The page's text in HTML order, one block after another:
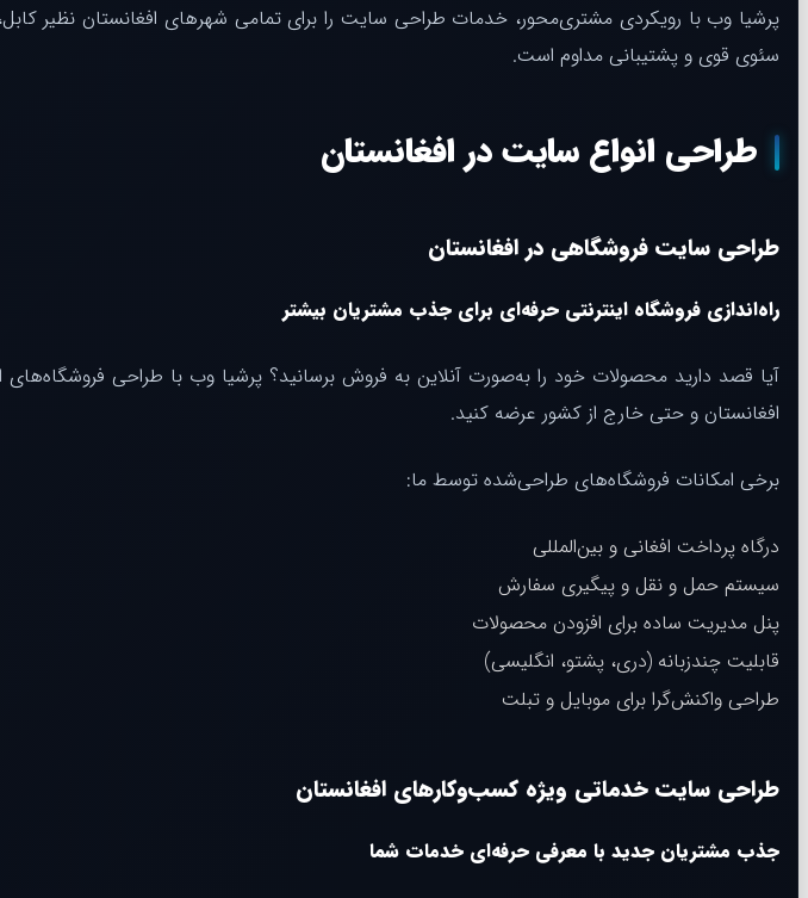
پرشیا وب با رویکردی مشتری‌محور، خدمات طراحی سایت را برای تمامی شهرهای افغانستان نظیر کابل،
سئوی قوی و پشتیبانی مداوم است.
طراحی انواع سایت در افغانستان
طراحی سایت فروشگاهی در افغانستان
راه‌اندازی فروشگاه اینترنتی حرفه‌ای برای جذب مشتریان بیشتر
آیا قصد دارید محصولات خود را به‌صورت آنلاین به فروش برسانید؟ پرشیا وب با طراحی
افغانستان و حتی خارج از کشور عرضه کنید.
برخی امکانات فروشگاه‌های طراحی‌شده توسط ما:
درگاه پرداخت افغانی و بین‌المللی
سیستم حمل و نقل و پیگیری سفارش
پنل مدیریت ساده برای افزودن محصولات
قابلیت چندزبانه (دری، پشتو، انگلیسی)
طراحی واکنش‌گرا برای موبایل و تبلت
طراحی سایت خدماتی ویژه کسب‌وکارهای افغانستان
جذب مشتریان جدید با معرفی حرفه‌ای خدمات شما